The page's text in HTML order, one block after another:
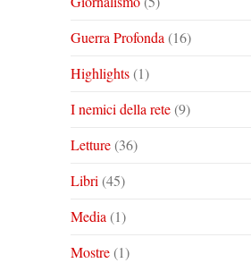
Guerra Profonda (16)
Highlights(1)
I nemici della rete(9)
Letture(36)
Libri (45)
Media (1)
Mostre(1)